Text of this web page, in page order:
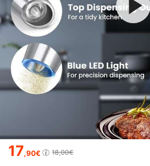
17,90€ 18,00€